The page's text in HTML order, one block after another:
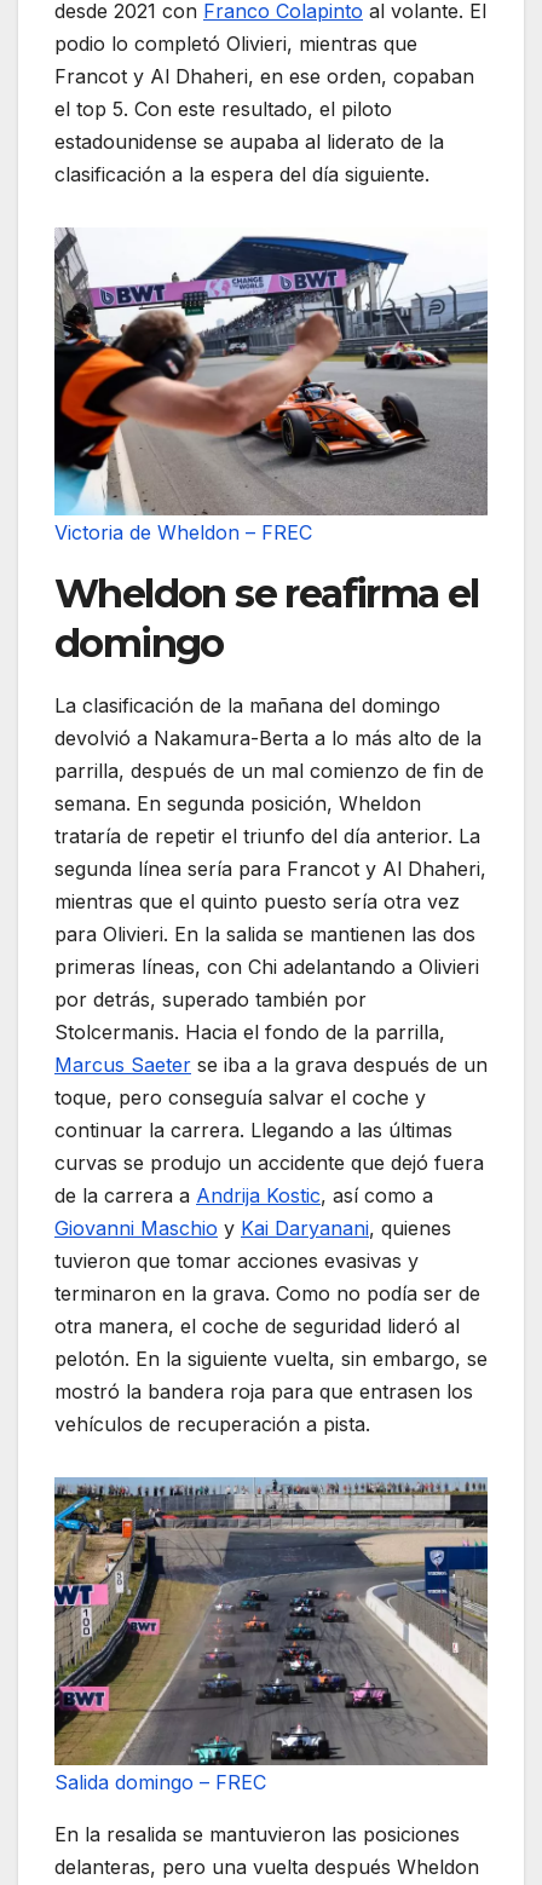
desde 2021 con Franco Colapinto al volante. El
podio lo completó Olivieri, mientras que
Francot y Al Dhaheri, en ese orden, copaban
el top 5. Con este resultado, el piloto
estadounidense se aupaba al liderato de la
clasificación a la espera del día siguiente.
Victoria de Wheldon – FREC
Wheldon se reafirma el
domingo
La clasificación de la mañana del domingo
devolvió a Nakamura-Berta a lo más alto de la
parrilla, después de un mal comienzo de fin de
semana. En segunda posición, Wheldon
trataría de repetir el triunfo del día anterior. La
segunda línea sería para Francot y Al Dhaheri,
mientras que el quinto puesto sería otra vez
para Olivieri. En la salida se mantienen las dos
primeras líneas, con Chi adelantando a Olivieri
por detrás, superado también por
Stolcermanis. Hacia el fondo de la parrilla,
Marcus Saeter se iba a la grava después de un
toque, pero conseguía salvar el coche y
continuar la carrera. Llegando a las últimas
curvas se produjo un accidente que dejó fuera
de la carrera a Andrija Kostic, así como a
Giovanni Maschio y Kai Daryanani, quienes
tuvieron que tomar acciones evasivas y
terminaron en la grava. Como no podía ser de
otra manera, el coche de seguridad lideró al
pelotón. En la siguiente vuelta, sin embargo, se
mostró la bandera roja para que entrasen los
vehículos de recuperación a pista.
Salida domingo – FREC
En la resalida se mantuvieron las posiciones
delanteras, pero una vuelta después Wheldon